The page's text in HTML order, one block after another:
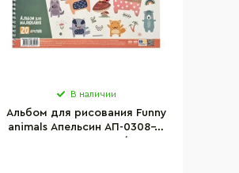
В наличии
Альбом для рисования Funny
animals Апельсин АП-0308-9,